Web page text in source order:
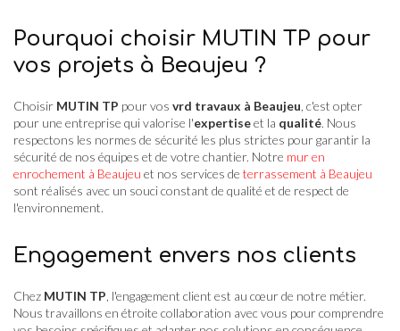
Pourquoi choisir MUTIN TP pour
vos projets à Beaujeu ?
Choisir MUTIN TP pour vos vrd travaux à Beaujeu , c'est opter
pour une entreprise qui valorise l'expertiseet la qualité. Nous
respectons les normes de sécurité les plus strictes pour garantir la
sécurité de nos équipes et de votre chantier. Notre mur en
enrochement à Beaujeu et nos services de terrassement à Beaujeu
sont réalisés avec un souci constant de qualité et de respect de
l'environnement.
Engagement envers nos clients
Chez MUTIN TP , l'engagement client est au cœur de notre métier.
Nous travaillons en étroite collaboration avec vous pour comprendre